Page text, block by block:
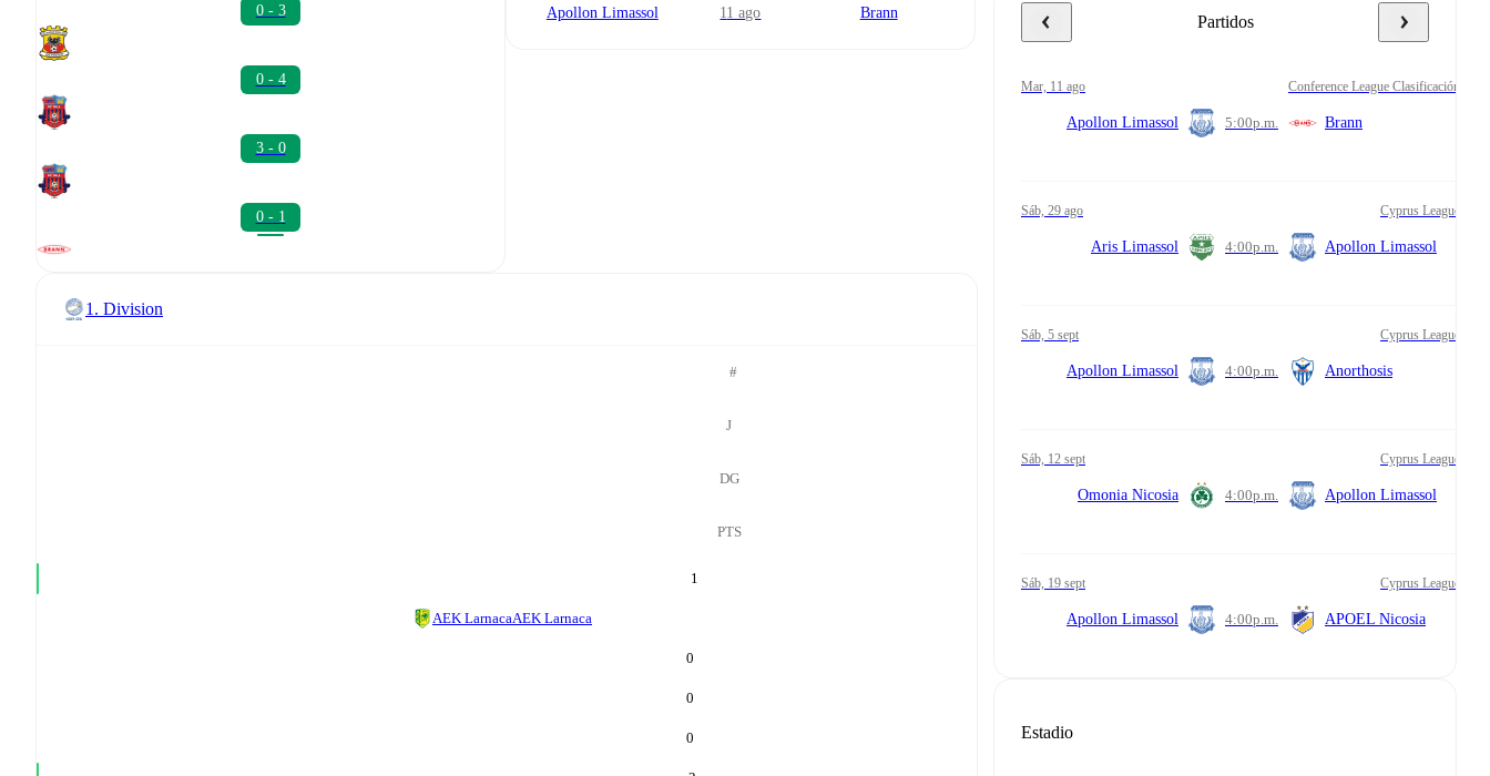
0 - 3
0 - 4
3 - 0
0 - 1
Apollon Limassol 11 ago Brann
1. Division
#
J
DG
PTS
1
AEK LarnacaAEK Larnaca
0
0
0
Partidos
mar, 11 ago Conference League Clasificación
Apollon Limassol 5:00p.m. Brann
sáb, 29 ago Cyprus League
Aris Limassol 4:00p.m. Apollon Limassol
sáb, 5 sept Cyprus League
Apollon Limassol 4:00p.m. Anorthosis
sáb, 12 sept Cyprus League
Omonia Nicosia 4:00p.m. Apollon Limassol
sáb, 19 sept Cyprus League
Apollon Limassol 4:00p.m. APOEL Nicosia
Estadio